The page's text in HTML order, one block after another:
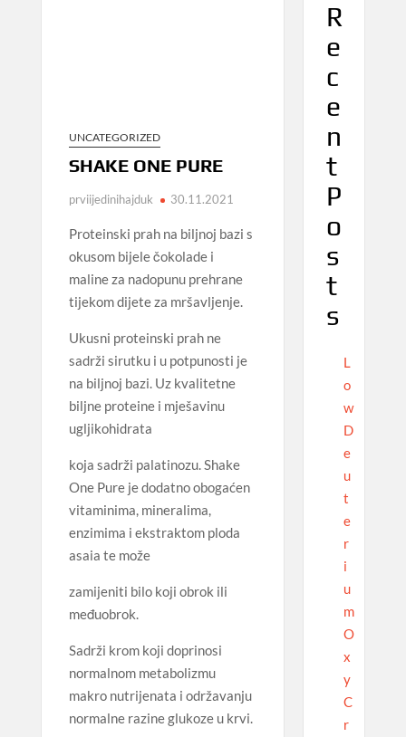
UNCATEGORIZED
SHAKE ONE PURE
prviijedinihajduk 30.11.2021
Proteinski prah na biljnoj bazi s
okusom bijele čokolade i
maline za nadopunu prehrane
tijekom dijete za mršavljenje.
Ukusni proteinski prah ne
sadrži sirutku i u potpunosti je
na biljnoj bazi. Uz kvalitetne
biljne proteine i mješavinu
ugljikohidrata
koja sadrži palatinozu. Shake
One Pure je dodatno obogaćen
vitaminima, mineralima,
enzimima i ekstraktom ploda
asaia te može
zamijeniti bilo koji obrok ili
međuobrok.
Sadrži krom koji doprinosi
normalnom metabolizmu
makro nutrijenata i održavanju
normalne razine glukoze u krvi.
R
e
c
e
n
t
P
o
s
t
s
L
o
w
D
e
u
t
e
r
i
u
m
O
x
y
C
r